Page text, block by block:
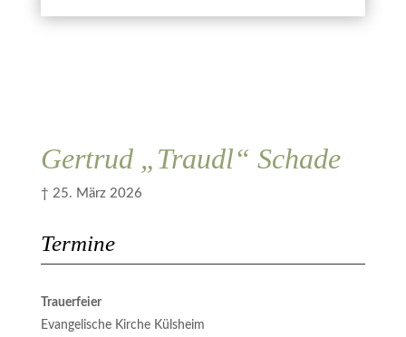
Gertrud „Traudl“ Schade
† 25. März 2026
Termine
Trauerfeier
Evangelische Kirche Külsheim